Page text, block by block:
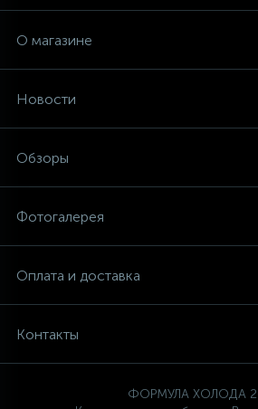
О магазине
Новости
Обзоры
Фотогалерея
Оплата и доставка
Контакты
ФОРМУЛА ХОЛОДА